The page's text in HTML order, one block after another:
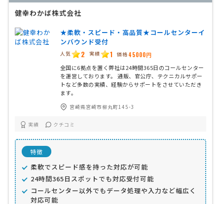
健幸わかば株式会社
★柔軟・スピード・高品質★コールセンターイ
ンバウンド受付
人気 2 実績 1 価格 45000円
全国に6拠点を置く弊社は24時間365日のコールセンター
を運営しております。 通販、官公庁、テクニカルサポー
トなど多数の実績、経験からサポートをさせていただき
ます。
宮崎県宮崎市柳丸町145-3
実績 クチコミ
特徴
柔軟でスピード感を持った対応が可能
24時間365日スポットでも対応受付可能
コールセンター以外でもデータ処理や入力など幅広く
対応可能